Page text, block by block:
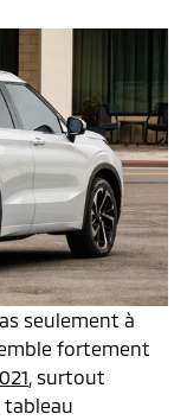
seulement à
fortement
, surtout
tableau